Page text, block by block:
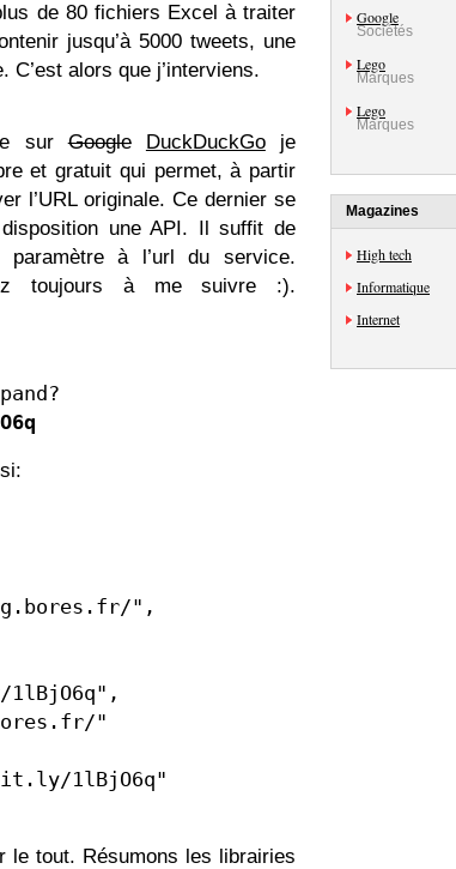
de 80 fichiers Excel à traiter
jusqu’à 5000 tweets, une
C’est alors que j’interviens.
surGoogle DuckDuckGoje
et gratuit qui permet, à partir
l’URL originale. Ce dernier se
une API. Il suffit de
paramètre à l’url du service.
toujours à me suivre :).
",
1lBjO6q"
le tout. Résumons les librairies
Google
Sociétés
Lego
Marques
Lego
Marques
Magazines
High tech
Informatique
Internet